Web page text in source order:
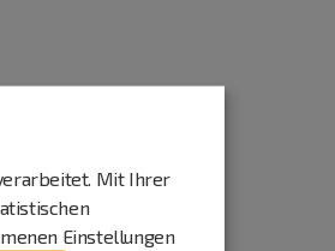
Mit Ihrer
Einstellungen